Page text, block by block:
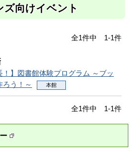
ズ向けイベント
全1件中 1-1件
！】図書館体験プログラム ～ブッ
ろう！～
本館
全1件中 1-1件